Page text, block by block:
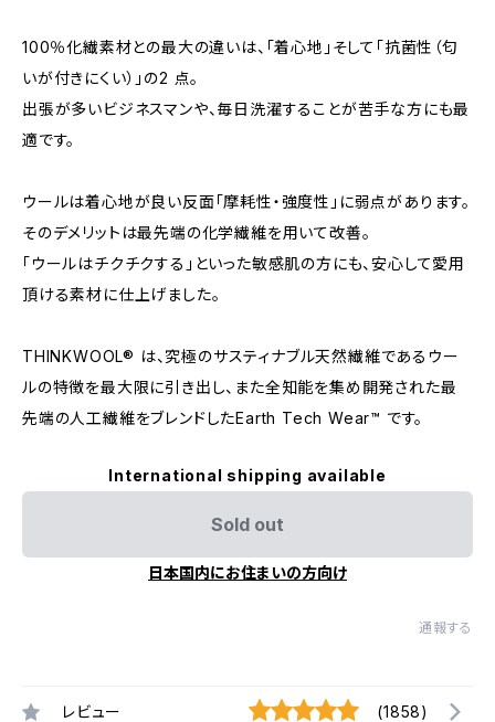
100％化繊素材との最大の違いは、「着心地」そして「抗菌性（匂
いが付きにくい）」の2 点。
出張が多いビジネスマンや、毎日洗濯することが苦手な方にも最
適です。
ウールは着心地が良い反面「摩耗性・強度性」に弱点があります。
そのデメリットは最先端の化学繊維を用いて改善。
「ウールはチクチクする」といった敏感肌の方にも、安心して愛用
頂ける素材に仕上げました。
THINKWOOL® は、究極のサスティナブル天然繊維であるウー
ルの特徴を最大限に引き出し、また全知能を集め開発された最
先端の人工繊維をブレンドしたEarth Tech Wear™ です。
International shipping available
Sold out
日本国内にお住まいの方向け
通報する
レビュー (1858)